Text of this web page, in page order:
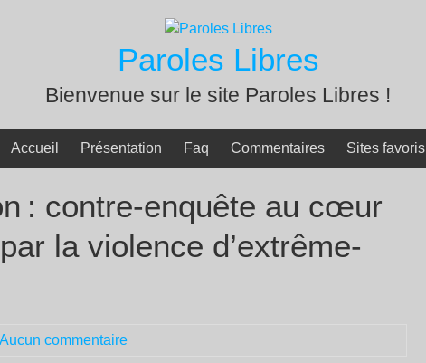
Paroles Libres
Bienvenue sur le site Paroles Libres !
Accueil Présentation Faq Commentaires Sites favoris
: contre-enquête au cœur
la violence d’extrême-
Aucun commentaire